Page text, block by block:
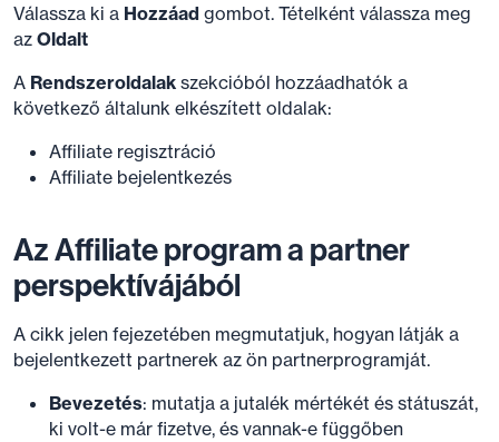
Válassza ki a Hozzáad gombot. Tételként válassza meg
az Oldalt
A Rendszeroldalak szekcióból hozzáadhatók a
következő általunk elkészített oldalak:
Affiliate regisztráció
Affiliate bejelentkezés
Az Affiliate program a partner
perspektívájából
A cikk jelen fejezetében megmutatjuk, hogyan látják a
bejelentkezett partnerek az ön partnerprogramját.
Bevezetés: mutatja a jutalék mértékét és státuszát,
ki volt-e már fizetve, és vannak-e függőben